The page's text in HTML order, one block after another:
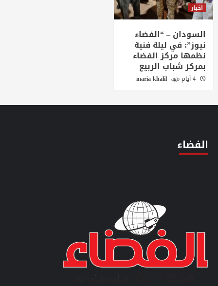
اخبار
السودان – “الفضاء
نيوز”: في ليلة فنية
نظمها مركز الفضاء
بمركز شباب الربيع
4 أيام ago maria khalil
الفضاء